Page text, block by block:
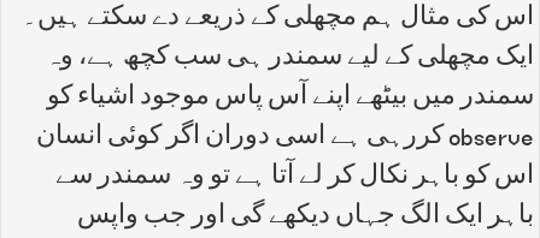
اس کی مثال ہم مچھلی کے ذریعے دے سکتے ہیں۔
ایک مچھلی کے لیے سمندر ہی سب کچھ ہے، وہ
سمندر میں بیٹھے اپنے آس پاس موجود اشیاء کو
observe کررہی ہے اسی دوران اگر کوئی انسان
اس کو باہر نکال کر لے آتا ہے تو وہ سمندر سے
باہر ایک الگ جہاں دیکھے گی اور جب واپس